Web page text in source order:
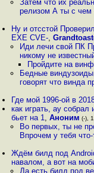
Затем что их
релизом А ты с чем
Ну и отсстой
EXE CVE-,
Иди лечи свой ПК
никому не
Пройдите на
Бедные
говорят что винда
Где мой 1996-ой в
как играть, ау собрал
бьет на 1,Аноним (-),
Во первых, ты не
Впрочем у тебя что-
Ждём билд под
навалом, а вот на
Да есть билд под